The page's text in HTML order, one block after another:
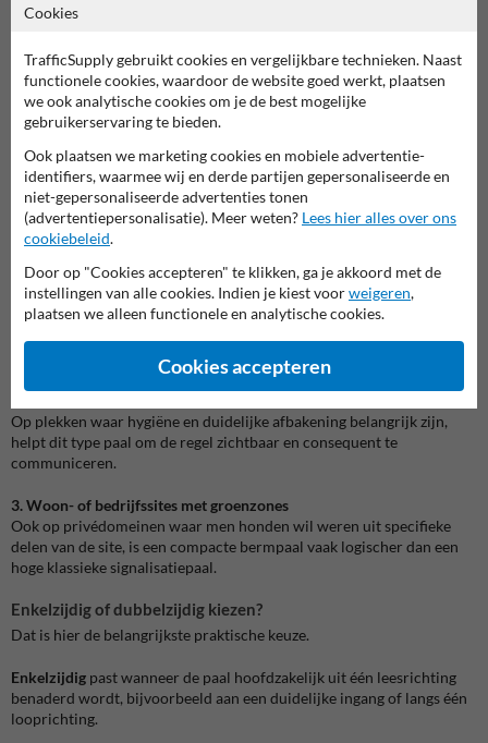
voorzien. Hier krijg je een
en zorgt voor een rustiger geheel in groenzones of bermen. De paal
zelf is uitgevoerd in gerecycleerd kunststof, wat goed past bij
buitentoepassingen waar een sobere, duurzame uitstraling gewenst
is.
De reflecterende voorzijde in klasse 3 helpt bovendien om de
boodschap beter zichtbaar te houden bij schemer, slechte
weersomstandigheden of koplamplicht. Zeker aan toegangen, paden
en randzones is dat geen detail, maar gewoon praktisch.
Drie situaties waarin dit product goed tot zijn recht komt
1. Toegang tot een park- of groenzone
Wanneer je bezoekers meteen bij de instap wilt laten zien dat honden
niet toegelaten zijn, werkt een bermpaal beter dan een bord verderop
Op plekken waar hygiëne en duidelijke afbakening belangrijk zijn,
helpt dit type paal om de regel zichtbaar en consequent te
communiceren.
3. Woon- of bedrijfssites met groenzones
Ook op privédomeinen waar men honden wil weren uit specifieke
delen van de site, is een compacte bermpaal vaak logischer dan een
hoge klassieke signalisatiepaal.
Enkelzijdig of dubbelzijdig kiezen?
Dat is hier de belangrijkste praktische keuze.
Enkelzijdig past wanneer de paal hoofdzakelijk uit één leesrichting
benaderd wordt, bijvoorbeeld aan een duidelijke ingang of langs één
looprichting.
Cookies
TrafficSupply gebruikt cookies en vergelijkbare technieken. Naast
functionele cookies, waardoor de website goed werkt, plaatsen
we ook analytische cookies om je de best mogelijke
gebruikerservaring te bieden.
Ook plaatsen we marketing cookies en mobiele advertentie-
identifiers, waarmee wij en derde partijen gepersonaliseerde en
niet-gepersonaliseerde advertenties tonen
(advertentiepersonalisatie). Meer weten? Lees hier alles over ons
cookiebeleid.
Door op "Cookies accepteren" te klikken, ga je akkoord met de
instellingen van alle cookies. Indien je kiest voorweigeren,
plaatsen we alleen functionele en analytische cookies.
Cookies accepteren